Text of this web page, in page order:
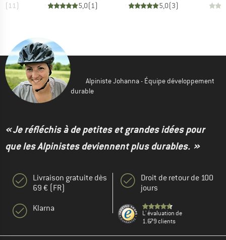
(11) 5,0(1) 5,0(3)
Alpiniste Johanna - Équipe développement
durable
« Je réfléchis à de petites et grandes idées pour
que les Alpinistes deviennent plus durables. »
Livraison gratuite dès
69 € (FR)
Klarna
Droit de retour de 100
jours
L' évaluation de
1.679 clients